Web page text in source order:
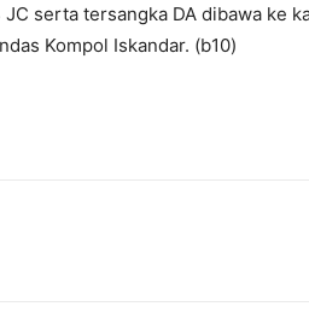
serta tersangka DA dibawa ke
Kompol Iskandar. (b10)